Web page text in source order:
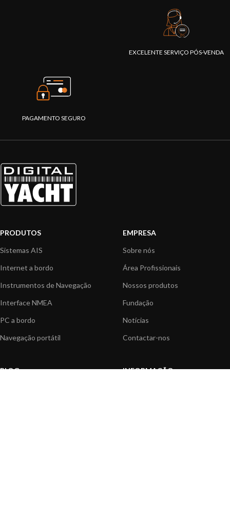
EXCELENTE SERVIÇO PÓS-VENDA
PAGAMENTO SEGURO
PRODUTOS
Sistemas AIS
Internet a bordo
Instrumentos de Navegação
Interface NMEA
PC a bordo
Navegação portátil
EMPRESA
Sobre nós
Área Profissionais
Nossos produtos
Fundação
Notícias
Contactar-nos
BLOG
INFORMAÇÃO